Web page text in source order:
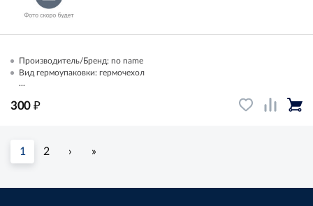
Производитель/Бренд: no name
Вид гермоупаковки: гермочехол
...
300 ₽
1 2 › »